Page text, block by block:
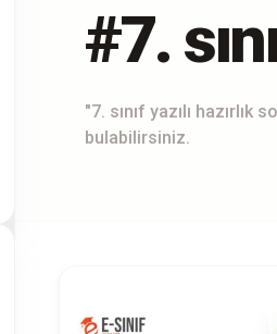
#7.
"7. sınıf yazılı
bulabilirsiniz.